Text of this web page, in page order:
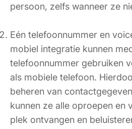
persoon, zelfs wanneer ze
Eén telefoonnummer en
mobiel integratie kunnen
telefoonnummer gebruiken
als mobiele telefoon.
beheren van
kunnen ze alle oproepen en
plek ontvangen en